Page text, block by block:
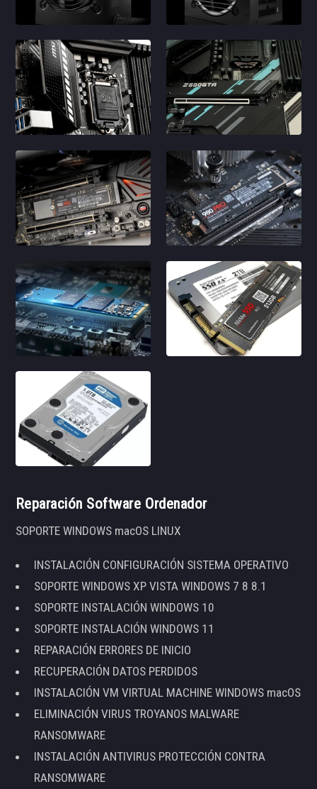
Reparación Software Ordenador
SOPORTE WINDOWS macOS LINUX
INSTALACIÓN CONFIGURACIÓN SISTEMA OPERATIVO
SOPORTE WINDOWS XP VISTA WINDOWS 7 8 8.1
SOPORTE INSTALACIÓN WINDOWS 10
SOPORTE INSTALACIÓN WINDOWS 11
REPARACIÓN ERRORES DE INICIO
RECUPERACIÓN DATOS PERDIDOS
INSTALACIÓN VM VIRTUAL MACHINE WINDOWS macOS
ELIMINACIÓN VIRUS TROYANOS MALWARE
RANSOMWARE
INSTALACIÓN ANTIVIRUS PROTECCIÓN CONTRA
RANSOMWARE